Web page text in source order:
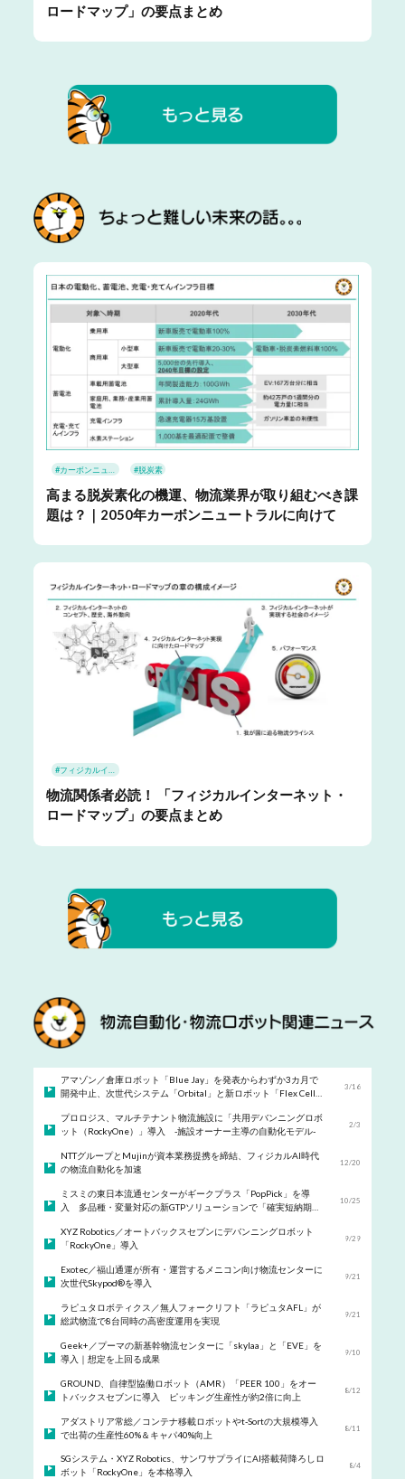
ロードマップ」の要点まとめ
#脱炭素
高まる脱炭素化の機運、物流業界が取り組むべき課
題は？｜2050年カーボンニュートラルに向けて
物流関係者必読！ 「フィジカルインターネット・
ロードマップ」の要点まとめ
3/16
アマゾン／倉庫ロボット「Blue Jay」を発表からわずか3カ月で
開発中止、次世代システム「Orbital」と新ロボット「Flex Cell」
2/3
プロロジス、マルチテナント物流施設に「共用デバンニングロボ
ット（RockyOne）」導入 -施設オーナー主導の自動化モデル-
12/20
NTTグループとMujinが資本業務提携を締結、フィジカルAI時代
の物流自動化を加速
10/25
ミスミの東日本流通センターがギークプラス「PopPick」を導
入 多品種・変量対応の新GTPソリューションで「確実短納期」
9/29
XYZ Robotics／オートバックスセブンにデバンニングロボット
「RockyOne」導入
9/21
Exotec／福山通運が所有・運営するメニコン向け物流センターに
次世代Skypod®を導入
9/21
ラピュタロボティクス／無人フォークリフト「ラピュタAFL」が
総武物流で8台同時の高密度運用を実現
9/10
Geek+／プーマの新基幹物流センターに「skylaa」と「EVE」を
導入｜想定を上回る成果
8/12
GROUND、自律型協働ロボット（AMR）「PEER 100」をオー
トバックスセブンに導入 ピッキング生産性が約2倍に向上
8/11
アダストリア常総／コンテナ移載ロボットやt-Sortの大規模導入
で出荷の生産性60%＆キャパ40%向上
8/4
SGシステム・XYZ Robotics、サンワサプライにAI搭載荷降ろしロ
ボット「RockyOne」を本格導入